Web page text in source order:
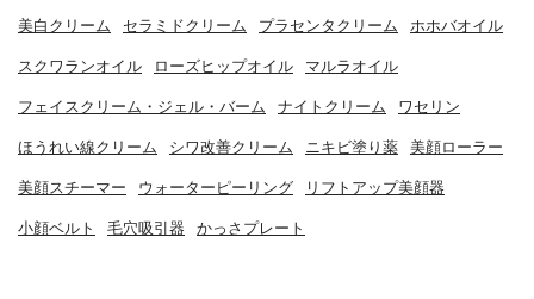
美白クリーム セラミドクリーム プラセンタクリーム ホホバオイル
スクワランオイル ローズヒップオイル マルラオイル
フェイスクリーム・ジェル・バーム ナイトクリーム ワセリン
ほうれい線クリーム シワ改善クリーム ニキビ塗り薬 美顔ローラー
美顔スチーマー ウォーターピーリング リフトアップ美顔器
小顔ベルト 毛穴吸引器 かっさプレート